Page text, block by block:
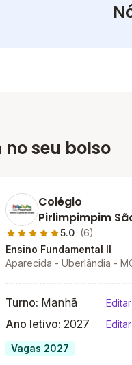
seu bolso
Colégio
Pirlimpimpim
Pachoal-
5.0 (6)
Ensino Fundamental II
Aparecida - Uberlândia -
Turno: Manhã Editar
Ano letivo: 2027 Editar
Vagas 2027